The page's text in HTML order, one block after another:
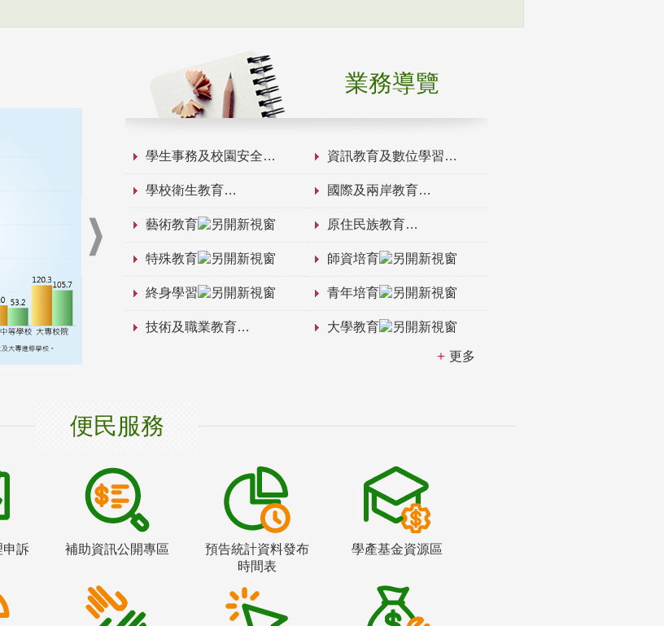
業務導覽
學生事務及校園安全 資訊教育及數位學習
學校衛生教育 國際及兩岸教育
藝術教育 原住民族教育
特殊教育 師資培育
終身學習 青年培育
技術及職業教育 大學教育
更多
便民服務
申訴 補助資訊公開專區
預告統計資料發布
時間表
學產基金資源區